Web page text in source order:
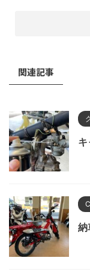
関連記事